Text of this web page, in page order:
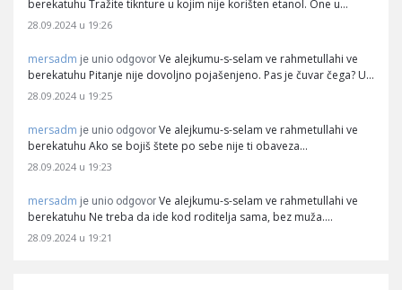
berekatuhu Tražite tiknture u kojim nije korišten etanol. One u…
28.09.2024 u 19:26
mersadm je unio odgovor Ve alejkumu-s-selam ve rahmetullahi ve
berekatuhu Pitanje nije dovoljno pojašenjeno. Pas je čuvar čega? U…
28.09.2024 u 19:25
mersadm je unio odgovor Ve alejkumu-s-selam ve rahmetullahi ve
berekatuhu Ako se bojiš štete po sebe nije ti obaveza…
28.09.2024 u 19:23
mersadm je unio odgovor Ve alejkumu-s-selam ve rahmetullahi ve
berekatuhu Ne treba da ide kod roditelja sama, bez muža.…
28.09.2024 u 19:21